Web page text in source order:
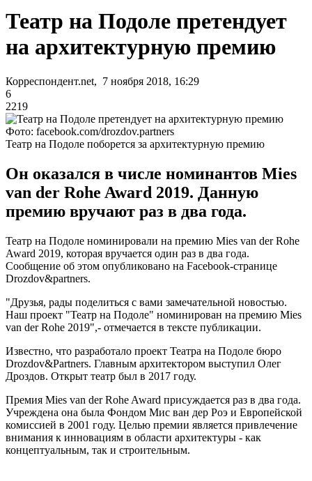
Театр на Подоле претендует
на архитектурную премию
Корреспондент.net, 7 ноября 2018, 16:29
6
2219
Фото: facebook.com/drozdov.partners
Театр на Подоле поборется за архитектурную премию
Он оказался в числе номинантов Mies
van der Rohe Award 2019. Данную
премию вручают раз в два года.
Театр на Подоле номинировали на премию Mies van der Rohe
Award 2019, которая вручается один раз в два года.
Сообщение об этом опубликовано на Facebook-странице
Drozdov&partners.
"Друзья, рады поделиться с вами замечательной новостью.
Наш проект "Театр на Подоле" номинирован на премию Mies
van der Rohe 2019",- отмечается в тексте публикации.
Известно, что разработало проект Театра на Подоле бюро
Drozdov&Partners. Главным архитектором выступил Олег
Дроздов. Открыт театр был в 2017 году.
Премия Mies van der Rohe Award присуждается раз в два года.
Учреждена она была Фондом Мис ван дер Роэ и Европейской
комиссией в 2001 году. Целью премии является привлечение
внимания к инновациям в области архитектуры - как
концептуальным, так и строительным.